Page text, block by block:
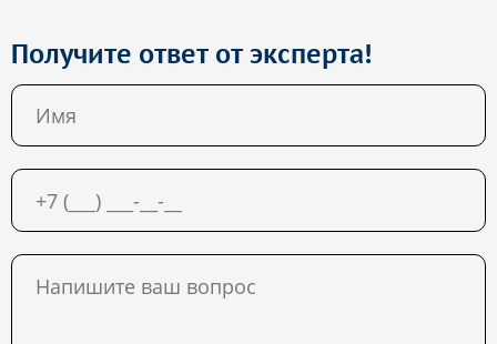
Получите ответ от эксперта!